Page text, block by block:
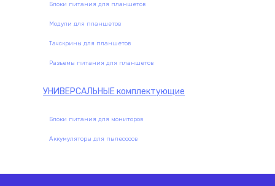
Блоки питания для планшетов
Модули для планшетов
Тачскрины для планшетов
Разъемы питания для планшетов
УНИВЕРСАЛЬНЫЕкомплектующие
Блоки питания для мониторов
Аккумуляторы для пылесосов